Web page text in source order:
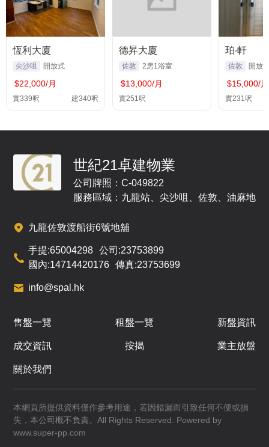
恆利大廈
尖沙咀 開放式
$22,000/月
實339呎 建340呎
德昇大廈
佐敦 2房1浴室
$13,000/月
實251呎
珀‧軒
佐敦 開放
$15,000/月
實231呎
世紀21卓建物業
公司牌照：C-049822
服務區域：九龍站、尖沙咀、佐敦、油麻地
九龍佐敦渡船街6號地舖
手提:65004298 公司:23753899
國內:14714420176 傳真:23753699
info@spal.hk
售盤一覽 租盤一覽 新盤資訊
成交資訊 按揭 業主放盤
關於我們
本網頁所提供資料僅作參考用途，若因錯漏而引致任何不便或損
失，本公司概不負責。All Rights Reserved. Powered by
www.super-pp.com